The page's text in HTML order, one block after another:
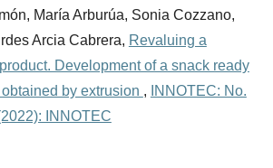
María Arburúa, Sonia Cozzano,
Arcia Cabrera, Revaluing a
Development of a snack ready
by extrusion ,
INNOTEC: No.
INNOTEC